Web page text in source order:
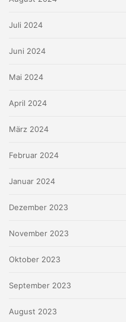
Juli 2024
Juni 2024
Mai 2024
April 2024
März 2024
Februar 2024
Januar 2024
Dezember 2023
November 2023
Oktober 2023
September 2023
August 2023